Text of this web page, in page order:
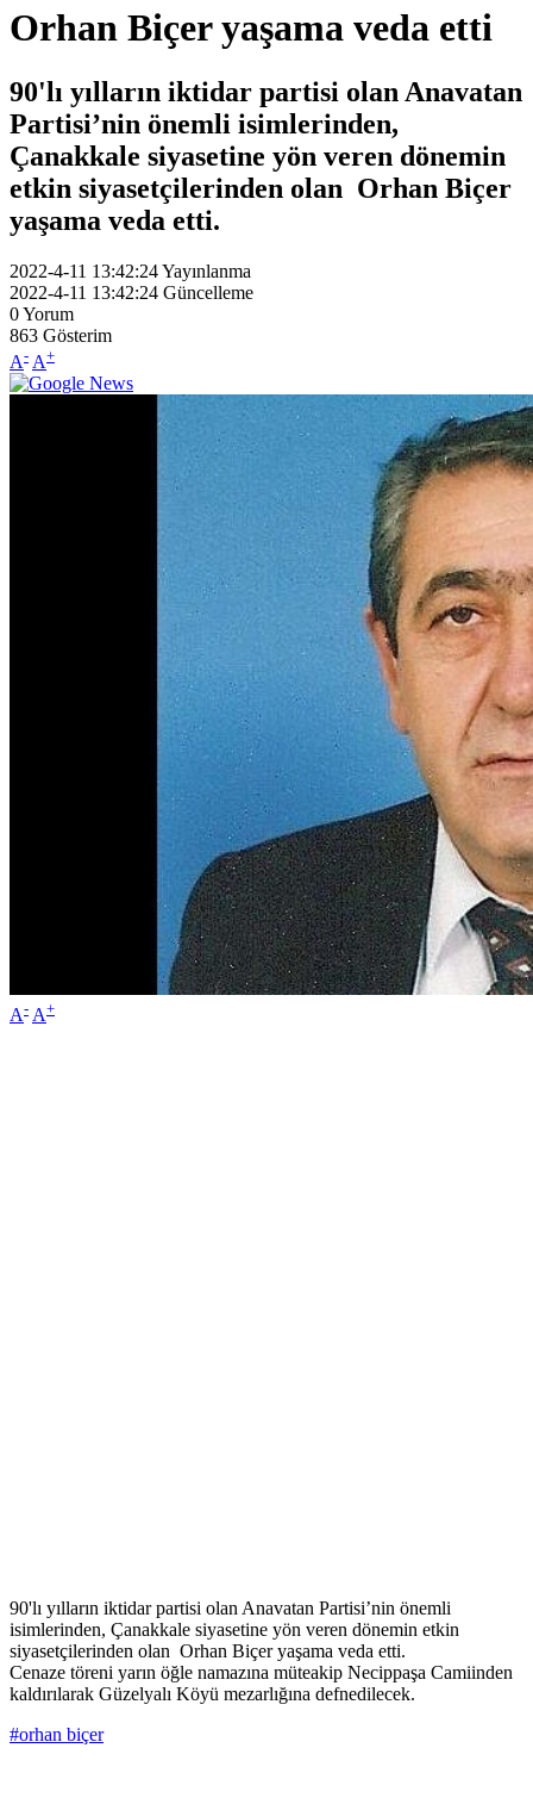
Orhan Biçer yaşama veda etti
90'lı yılların iktidar partisi olan Anavatan
Partisi’nin önemli isimlerinden,
Çanakkale siyasetine yön veren dönemin
etkin siyasetçilerinden olan Orhan Biçer
yaşama veda etti.
2022-4-11 13:42:24Yayınlanma
2022-4-11 13:42:24 Güncelleme
0Yorum
863 Gösterim
A- A+
A- A+
90'lı yılların iktidar partisi olan Anavatan Partisi’nin önemli
isimlerinden, Çanakkale siyasetine yön veren dönemin etkin
siyasetçilerinden olan Orhan Biçer yaşama veda etti.
Cenaze töreni yarın öğle namazına müteakip Necippaşa Camiinden
kaldırılarak Güzelyalı Köyü mezarlığına defnedilecek.
#orhan biçer